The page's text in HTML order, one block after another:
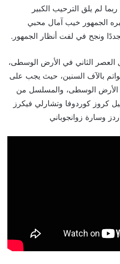
لم يلق الترحيب الكبير
الجمهور خيب آمال محبي
ونجح في لفت أنظار الجمهور.
الثاني في اﻷرض الوسطى،
باﻵف السنين، حيث يجب على
اﻷرض الوسطى، والمسلسل من
كروز كوردوفا وتشارلي فيكرز
وسارة زوانجوباني